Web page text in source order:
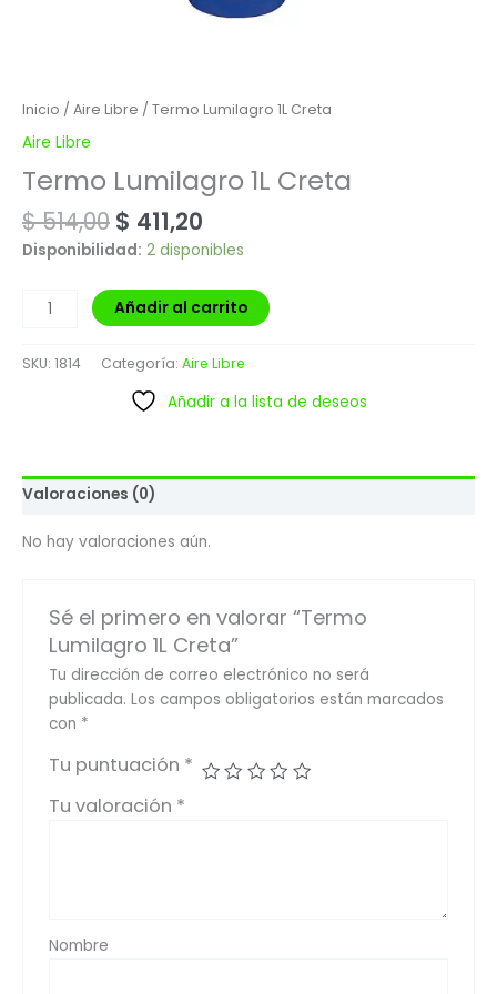
Inicio / Aire Libre / Termo Lumilagro 1L Creta
Aire Libre
Termo Lumilagro 1L Creta
$514,00 $ 411,20
Disponibilidad: 2 disponibles
Añadir al carrito
SKU: 1814 Categoría: Aire Libre
Añadir a la lista de deseos
Valoraciones (0)
No hay valoraciones aún.
Sé el primero en valorar “Termo
Lumilagro 1L Creta”
Tu dirección de correo electrónico no será
publicada. Los campos obligatorios están marcados
con *
Tu puntuación *
Tu valoración *
Nombre